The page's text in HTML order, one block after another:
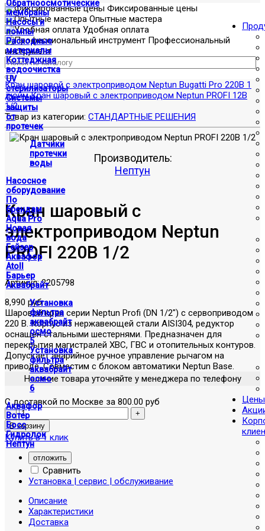
Обратноосмотические
мембраны
Насосы и
помпы
Расходные
материалы
Коттеджная
водоочистка
UV
стерилизаторы
Системы
защиты
от
протечек
Датчики
протечки
воды
Насосное
оборудование
По
брендам
Aqua Pro
Новая
вода
Гейзер
Аквафор
Atoll
Барьер
Аквабрайт
Установка
фильтра
аквабрайт
осмо
5
Установка
фильтра
аквабрайт
осмо
6
Аквафор
Вотер
Босс
Гидролок
Нептун
Цены
Фиксированные цены
Опытные мастера
Удобная оплата
Профессиональный
инструмент
Кран шаровой с электроприводом Neptun Bugatti Pro 220В 1
дюймКран шаровый с электроприводом Neptun PROFI 12В
1/2
Товар из категории: СТАНДАРТНЫЕ РЕШЕНИЯ
Производитель:
Нептун
Кран шаровый с
электроприводом Neptun
PROFI 220В 1/2
Артикул:2205798
8,990 руб
Шаровой кран серии Neptun Profi (DN 1/2") с сервоприводом
220 В. Корпус из нержавеющей стали AISI304, редуктор
оснащен стальными шестернями. Предназначен для
перекрытия магистралей ХВС, ГВС и отопительных контуров.
Допускает аварийное ручное управление рычагом на
приводе. Совместим с блоком автоматики Neptun Base.
Наличие товара уточняйте у менеджера по телефону
С доставкой по Москве за 800.00 руб
Купить в 1 клик
отложить
Сравнить
Установка | сервис | обслуживание
Описание
Характеристики
Доставка